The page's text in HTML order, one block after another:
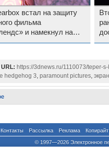
встал на защиту
фильма
и намекнул на
4
https://3dnews.ru/1110073/teper-
hedgehog 3, paramount pictures,
Контакты Рассылка Реклама Копирайт
© 1997—2026 Электронное